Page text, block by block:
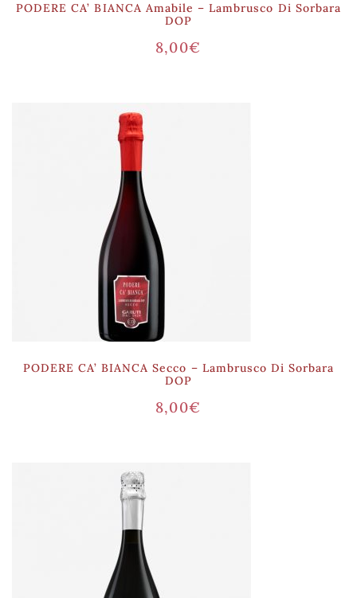
PODERE CA’ BIANCA Amabile – Lambrusco Di Sorbara
DOP
8,00€
PODERE CA’ BIANCA Secco – Lambrusco Di Sorbara
DOP
8,00€